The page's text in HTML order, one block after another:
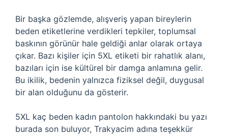
Bir başka gözlemde, alışveriş yapan bireylerin
beden etiketlerine verdikleri tepkiler, toplumsal
baskının görünür hale geldiği anlar olarak ortaya
çıkar. Bazı kişiler için 5XL etiketi bir rahatlık alanı,
bazıları için ise kültürel bir damga anlamına gelir.
Bu ikilik, bedenin yalnızca fiziksel değil, duygusal
bir alan olduğunu da gösterir.
5XL kaç beden kadın pantolon hakkındaki bu yazı
burada son buluyor, Trakyacim adına teşekkür